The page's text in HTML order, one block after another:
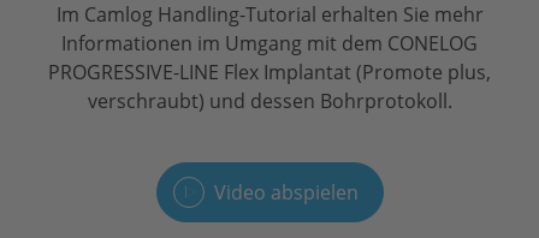
Im Camlog Handling-Tutorial erhalten Sie mehr
Informationen im Umgang mit dem CONELOG
PROGRESSIVE-LINE Flex Implantat (Promote plus,
verschraubt) und dessen Bohrprotokoll.
Video abspielen